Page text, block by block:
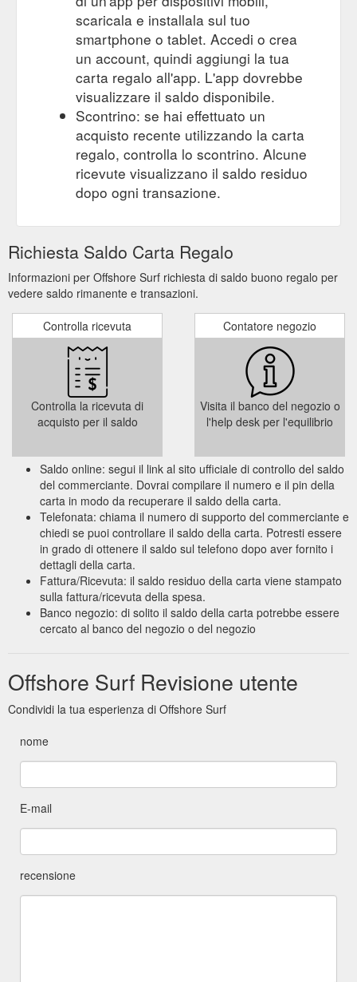
scaricala e installala sul tuo
smartphone o tablet. Accedi o crea
un account, quindi aggiungi la tua
carta regalo all'app. L'app dovrebbe
visualizzare il saldo disponibile.
Scontrino: se hai effettuato un
acquisto recente utilizzando la carta
regalo, controlla lo scontrino. Alcune
ricevute visualizzano il saldo residuo
dopo ogni transazione.
Richiesta Saldo Carta Regalo
Informazioni per Offshore Surf richiesta di saldo buono regalo per
vedere saldo rimanente e transazioni.
Controlla ricevuta
Controlla la ricevuta di
acquisto per il saldo
Contatore negozio
Visita il banco del negozio o
l'help desk per l'equilibrio
Saldo online: segui il link al sito ufficiale di controllo del saldo
del commerciante. Dovrai compilare il numero e il pin della
carta in modo da recuperare il saldo della carta.
Telefonata: chiama il numero di supporto del commerciante e
chiedi se puoi controllare il saldo della carta. Potresti essere
in grado di ottenere il saldo sul telefono dopo aver fornito i
dettagli della carta.
Fattura/Ricevuta: il saldo residuo della carta viene stampato
sulla fattura/ricevuta della spesa.
Banco negozio: di solito il saldo della carta potrebbe essere
cercato al banco del negozio o del negozio
Offshore Surf Revisione utente
Condividi la tua esperienza di Offshore Surf
nome
E-mail
recensione